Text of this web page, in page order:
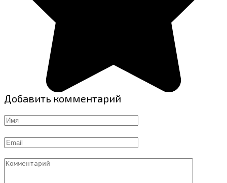
Добавить комментарий
Имя
Email
Комментарий